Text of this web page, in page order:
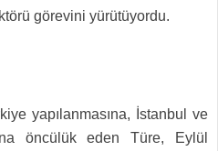
görevini yürütüyordu.
yapılanmasına, İstanbul ve
öncülük eden Türe, Eylül